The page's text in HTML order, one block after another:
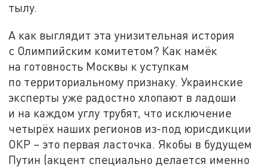
тылу.
А как выглядит эта унизительная история
с Олимпийским комитетом? Как намёк
на готовность Москвы к уступкам
по территориальному признаку. Украинские
эксперты уже радостно хлопают в ладоши
и на каждом углу трубят, что исключение
четырёх наших регионов из-под юрисдикции
ОКР – это первая ласточка. Якобы в будущем
Путин (акцент специально делается именно